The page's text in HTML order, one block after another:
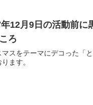
12月9日の活動前に
ろ
マスをテーマにデコった「
ます。